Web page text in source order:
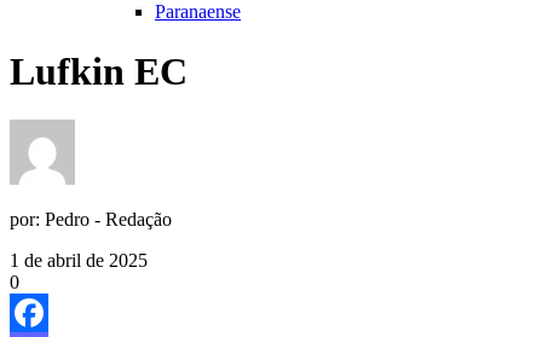
Paranaense
Lufkin EC
por: Pedro - Redação
1 de abril de 2025
0